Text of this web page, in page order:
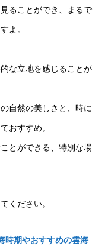
ることができ、まるで
よ。
な立地を感じることが
自然の美しさと、時に
おすすめ。
とができる、特別な場
ください。
時期やおすすめの雲海